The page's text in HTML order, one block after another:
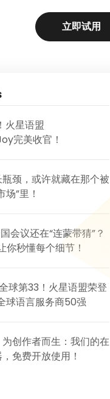
立即试用
火星语盟
完美收官！
颈，或许就藏在那个被
”里！
会议还在“连蒙带猜”？
你秒懂每个细节！
球第33！火星语盟荣登
球语言服务商50强
为创作者而生：我们的在
免费开放使用！